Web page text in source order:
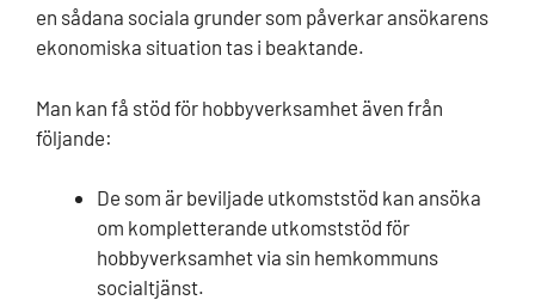
en sådana sociala grunder som påverkar ansökarens
ekonomiska situation tas i beaktande.
Man kan få stöd för hobbyverksamhet även från
följande:
De som är beviljade utkomststöd kan ansöka
om kompletterande utkomststöd för
hobbyverksamhet via sin hemkommuns
socialtjänst.